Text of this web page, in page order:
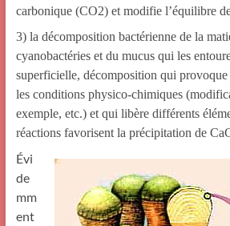
carbonique (CO2) et modifie l’équilibre
3) la décomposition bactérienne de la
cyanobactéries et du mucus qui les
superficielle, décomposition qui provoque
les conditions physico-chimiques
exemple, etc.) et qui libère différents
réactions favorisent la précipitation de
Évi
de
mm
ent